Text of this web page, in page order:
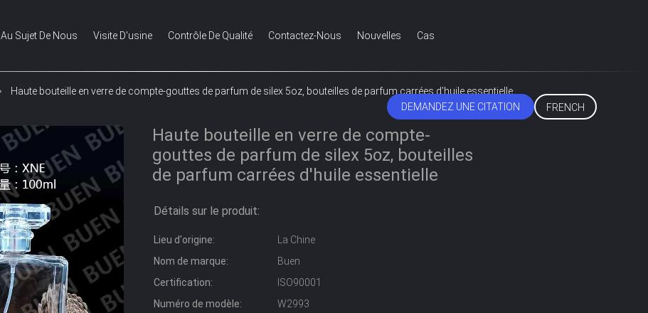
Au Sujet De Nous Visite D'usine Contrôle De Qualité Contactez-Nous Nouvelles Cas
DEMANDEZ UNE CITATION FRENCH
Haute bouteille en verre de compte-gouttes de parfum de silex 5oz, bouteilles de parfum carrées d'huile essentielle
Haute bouteille en verre de compte-
gouttes de parfum de silex 5oz, bouteilles
de parfum carrées d'huile essentielle
Détails sur le produit:
Lieu d'origine:
La Chine
Nom de marque:
Buen
Certification:
ISO90001
Numéro de modèle:
W2993